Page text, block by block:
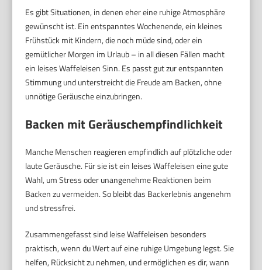
Es gibt Situationen, in denen eher eine ruhige Atmosphäre
gewünscht ist. Ein entspanntes Wochenende, ein kleines
Frühstück mit Kindern, die noch müde sind, oder ein
gemütlicher Morgen im Urlaub – in all diesen Fällen macht
ein leises Waffeleisen Sinn. Es passt gut zur entspannten
Stimmung und unterstreicht die Freude am Backen, ohne
unnötige Geräusche einzubringen.
Backen mit Geräuschempfindlichkeit
Manche Menschen reagieren empfindlich auf plötzliche oder
laute Geräusche. Für sie ist ein leises Waffeleisen eine gute
Wahl, um Stress oder unangenehme Reaktionen beim
Backen zu vermeiden. So bleibt das Backerlebnis angenehm
und stressfrei.
Zusammengefasst sind leise Waffeleisen besonders
praktisch, wenn du Wert auf eine ruhige Umgebung legst. Sie
helfen, Rücksicht zu nehmen, und ermöglichen es dir, wann